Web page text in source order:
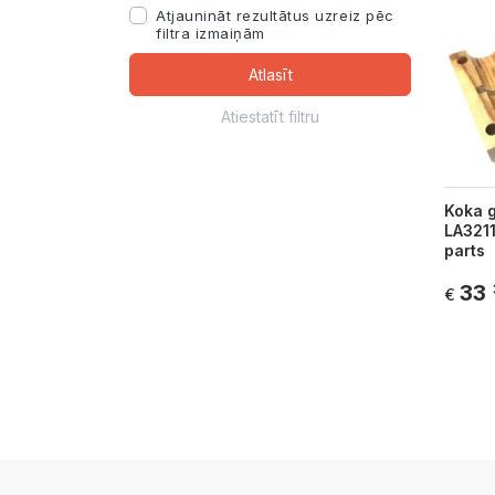
Atjaunināt rezultātus uzreiz pēc
filtra izmaiņām
Atlasīt
Atiestatīt filtru
Koka
parts
€ 33